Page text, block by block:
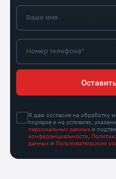
Ваше имя
Номер телефона*
Я даю согласие на обработку
порядке и на условиях,
персональных данных и
конфиденциальности
данных и Пользовательским